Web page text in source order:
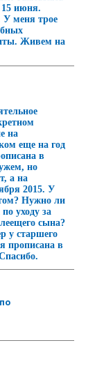
15 июня.
У меня трое
Живем на
на
еще на год
в
но
а на
2015. У
Нужно ли
уходу за
сына?
у старшего
прописана в